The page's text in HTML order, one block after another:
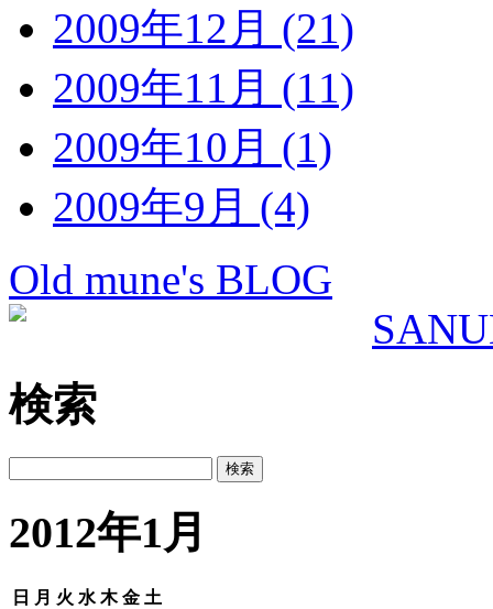
2009年12月 (21)
2009年11月 (11)
2009年10月 (1)
2009年9月 (4)
Old mune's BLOG
検索
2012年1月
日 月 火 水 木 金 土